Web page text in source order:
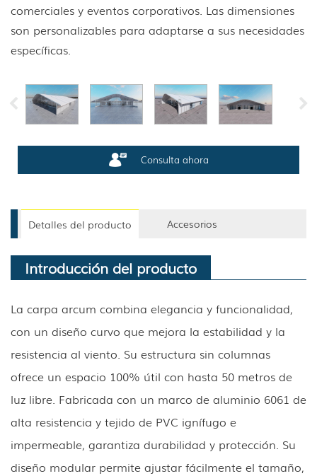
comerciales y eventos corporativos. Las dimensiones
son personalizables para adaptarse a sus necesidades
específicas.
Consulta ahora
Detalles del producto Accesorios
Introducción del producto
La carpa arcum combina elegancia y funcionalidad,
con un diseño curvo que mejora la estabilidad y la
resistencia al viento. Su estructura sin columnas
ofrece un espacio 100% útil con hasta 50 metros de
luz libre. Fabricada con un marco de aluminio 6061 de
alta resistencia y tejido de PVC ignífugo e
impermeable, garantiza durabilidad y protección. Su
diseño modular permite ajustar fácilmente el tamaño,